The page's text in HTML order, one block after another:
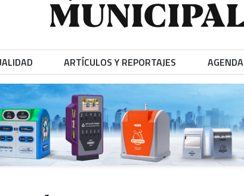
ARTÍCULOS Y REPORTAJES AGENDA